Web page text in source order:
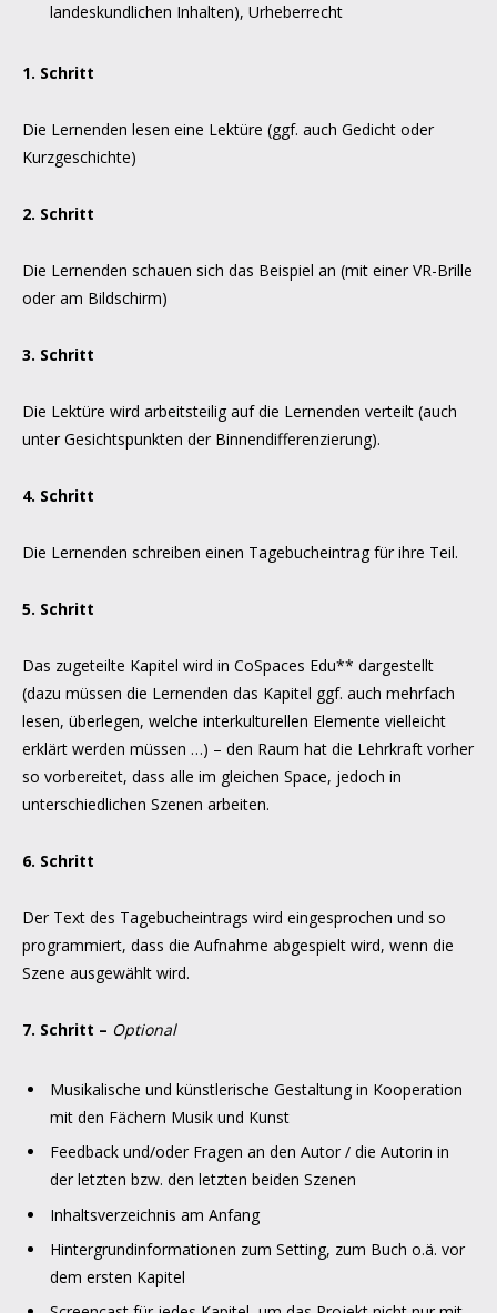
landeskundlichen Inhalten), Urheberrecht
1. Schritt
Die Lernenden lesen eine Lektüre (ggf. auch Gedicht oder
Kurzgeschichte)
2. Schritt
Die Lernenden schauen sich das Beispiel an (mit einer VR-Brille
oder am Bildschirm)
3. Schritt
Die Lektüre wird arbeitsteilig auf die Lernenden verteilt (auch
unter Gesichtspunkten der Binnendifferenzierung).
4. Schritt
Die Lernenden schreiben einen Tagebucheintrag für ihre Teil.
5. Schritt
Das zugeteilte Kapitel wird in CoSpaces Edu** dargestellt
(dazu müssen die Lernenden das Kapitel ggf. auch mehrfach
lesen, überlegen, welche interkulturellen Elemente vielleicht
erklärt werden müssen …) – den Raum hat die Lehrkraft vorher
so vorbereitet, dass alle im gleichen Space, jedoch in
unterschiedlichen Szenen arbeiten.
6. Schritt
Der Text des Tagebucheintrags wird eingesprochen und so
programmiert, dass die Aufnahme abgespielt wird, wenn die
Szene ausgewählt wird.
7. Schritt – Optional
Musikalische und künstlerische Gestaltung in Kooperation
mit den Fächern Musik und Kunst
Feedback und/oder Fragen an den Autor / die Autorin in
der letzten bzw. den letzten beiden Szenen
Inhaltsverzeichnis am Anfang
Hintergrundinformationen zum Setting, zum Buch o.ä. vor
dem ersten Kapitel